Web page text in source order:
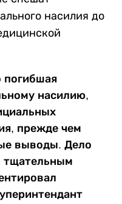
насилия до
погибшая
насилию,
прежде чем
выводы. Дело
тщательным